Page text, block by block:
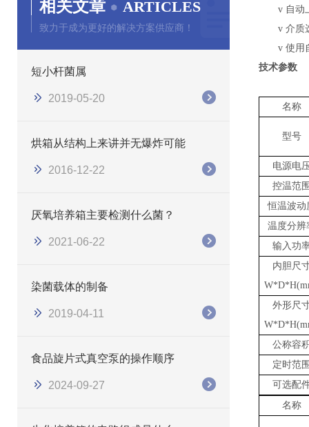
相关文章 ARTICLES
致力于成为更好的解决方案供应商！
短小杆菌属
2019-05-20
烘箱从结构上来讲并无爆炸可能
2016-12-22
厌氧培养箱主要检测什么菌？
2021-06-22
染菌载体的制备
2019-04-11
食品旋片式真空泵的操作顺序
2024-09-27
v 自动
v 介质
v 使用
技术参数
名称
型号
电源电
控温范
恒温波动
温度分辨
输入功
内胆尺
外形尺
公称容
定时范
可选配
名称